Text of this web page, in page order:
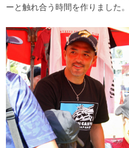
ーと触れ合う時間を作りました。